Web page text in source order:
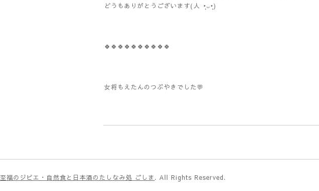
どうもありがとうございます(⁠人⁠ ⁠•͈⁠ᴗ⁠•͈⁠)
🍀🍀🍀🍀🍀🍀🍀🍀🍀🍀
女将もえたんのつぶやきでした💬
至福のジビエ・自然食と日本酒のたしなみ処 ごしま . All Rights Reserved.